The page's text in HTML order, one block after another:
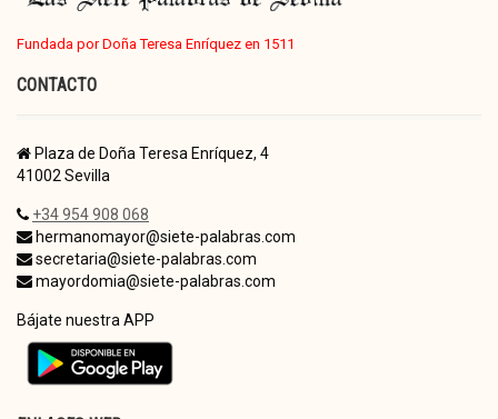
Fundada por Doña Teresa Enríquez en 1511
CONTACTO
Plaza de Doña Teresa Enríquez, 4
41002 Sevilla
+34 954 908 068
hermanomayor@siete-palabras.com
secretaria@siete-palabras.com
mayordomia@siete-palabras.com
Bájate nuestra APP